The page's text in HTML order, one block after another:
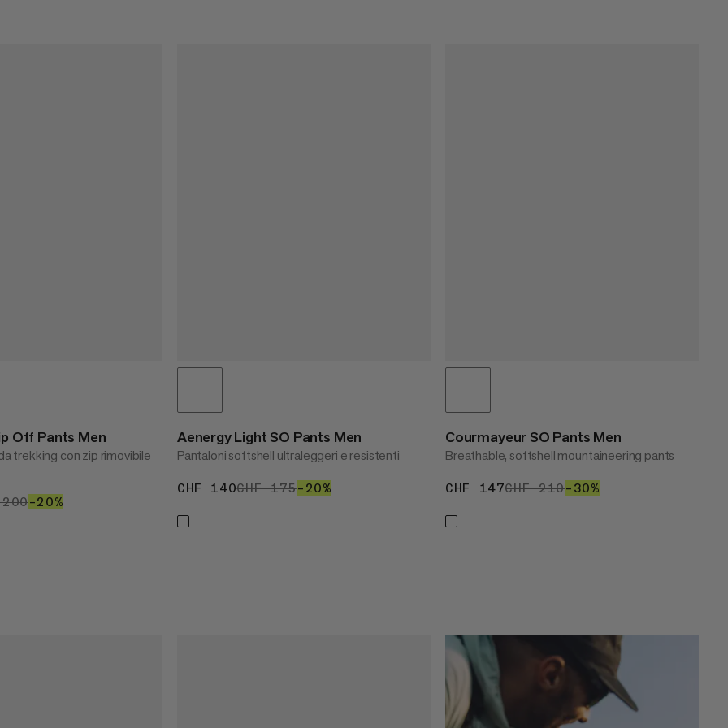
Off Pants Men
trekking con zip rimovibile
160
200CHF 200
–20%
Aenergy Light SO Pants Men
Pantaloni softshell ultraleggeri e resistenti
CHF 140CHF 140
CHF 175CHF 175
–20%
Courmayeur SO Pants Men
Breathable, softshell mountaineering pants
CHF 147CHF 147
CHF 210CHF 210
–30%